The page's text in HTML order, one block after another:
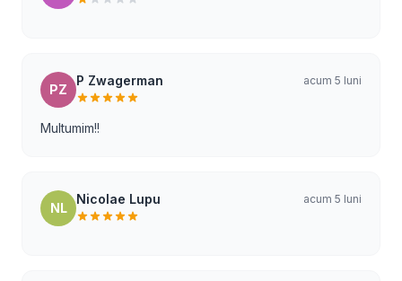
PZ
P Zwagerman acum 5 luni
Multumim!!
NL
Nicolae Lupu acum 5 luni